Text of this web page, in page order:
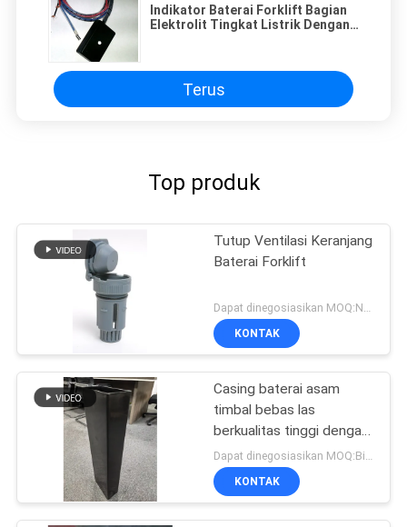
Indikator Baterai Forklift Bagian
Elektrolit Tingkat Listrik Dengan
Terus
Top produk
Tutup Ventilasi Keranjang
Baterai Forklift
Dapat dinegosiasikan MOQ:Negotiable
KONTAK
Casing baterai asam
timbal bebas las
berkualitas tinggi dengan
100% bahan PP perawan
dan ukuran yang dapat
disesuaikan - BCI Box
KONTAK